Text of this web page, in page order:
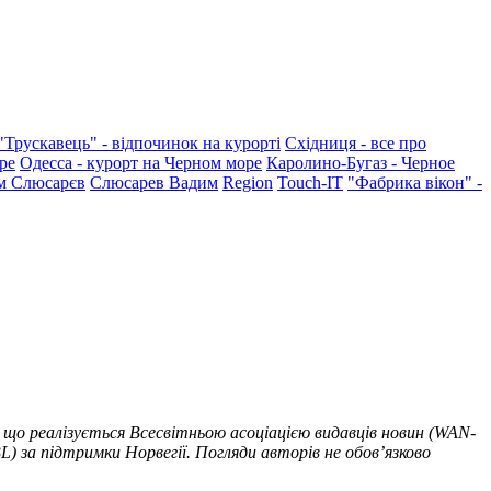
- відпочинок на курорті Східниця - все про
Одесса - курорт на Черном море Каролино-Бугаз - Черное
Слюсарєв Слюсарев Вадим Region Touch-IT "Фабрика вікон" -
Всесвітньою асоціацією видавців новин (WAN-
підтримки Норвегії. Погляди авторів не обов’язково